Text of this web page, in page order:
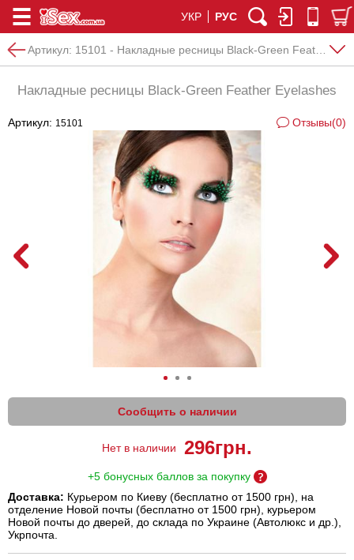
УКР РУС
Артикул: 15101 - Накладные ресницы Black-Green Feather Eyelashes
Накладные ресницы Black-Green Feather Eyelashes
Артикул: 15101 Отзывы(0)
Сообщить о наличии
Нет в наличии 296грн.
+5 бонусных баллов за покупку
Доставка: Курьером по Киеву (бесплатно от 1500 грн), на
отделение Новой почты (бесплатно от 1500 грн), курьером
Новой почты до дверей, до склада по Украине (Автолюкс и др.),
Укрпочта.